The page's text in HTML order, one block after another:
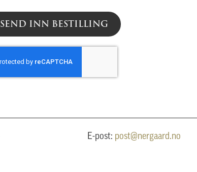
SEND INN BESTILLING
E-post: post@nergaard.no